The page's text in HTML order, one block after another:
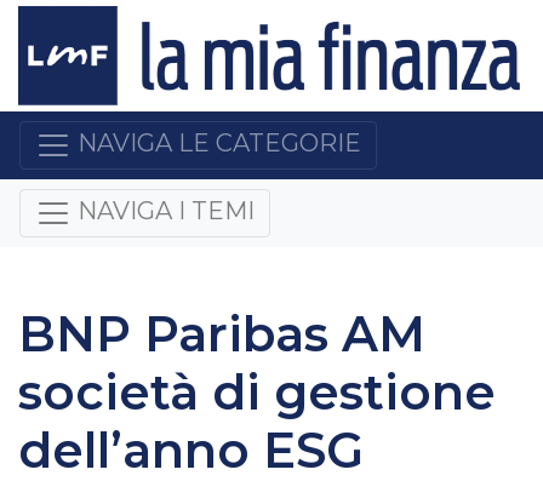
NAVIGA LE CATEGORIE
NAVIGA I TEMI
BNP Paribas AM
società di gestione
dell’anno ESG